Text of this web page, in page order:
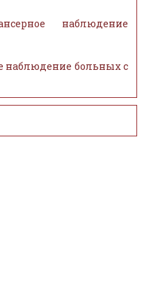
наблюдение
наблюдение больных с